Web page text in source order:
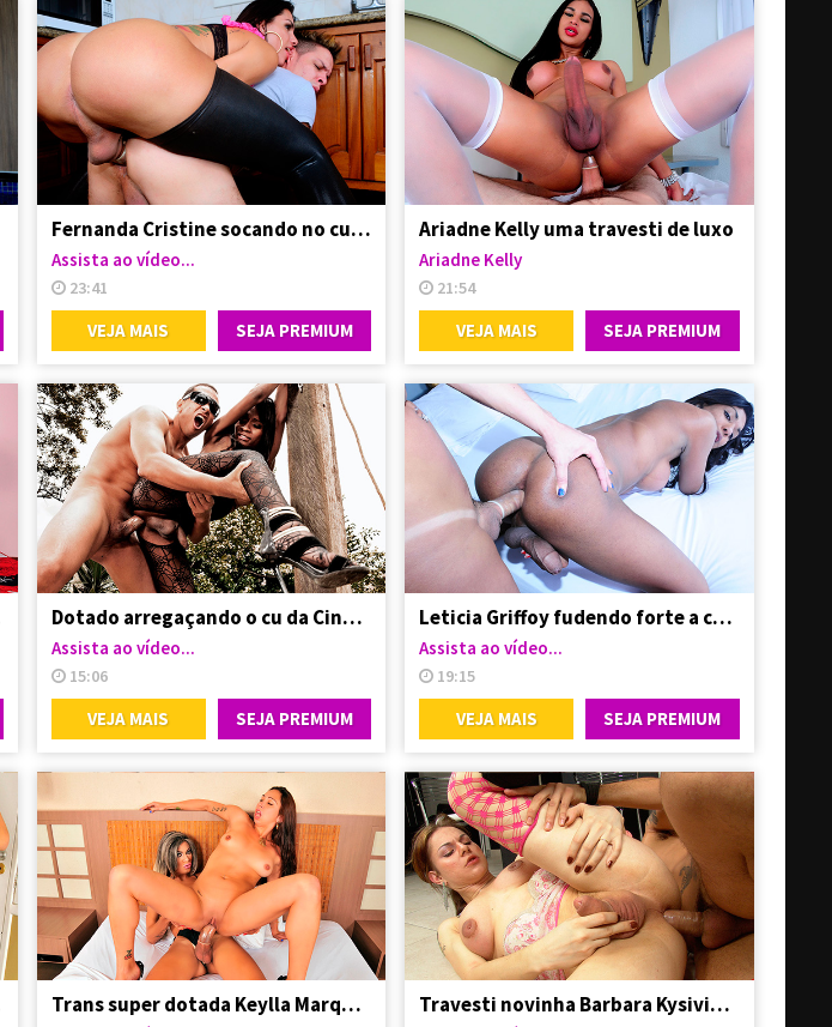
Fernanda Cristine socando no cu do safado
Assista ao vídeo...
23:41
VEJA MAIS SEJA PREMIUM
Ariadne Kelly uma travesti de luxo
Ariadne Kelly
21:54
VEJA MAIS SEJA PREMIUM
Dotado arregaçando o cu da Cintia Matarazzo
Assista ao vídeo...
15:06
VEJA MAIS SEJA PREMIUM
Leticia Griffoy fudendo forte a cu da boneca Yasmin Andrade
Assista ao vídeo...
19:15
VEJA MAIS SEJA PREMIUM
Trans super dotada Keylla Marques comendo mulher Travesti novinha Barbara Kysivics dando o cuzinho